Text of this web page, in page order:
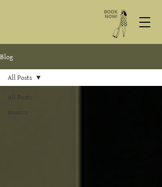
Blog
All Posts
musica
All Posts